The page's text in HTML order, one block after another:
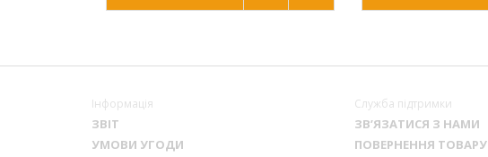
Інформація
ЗВІТ
УМОВИ УГОДИ
Служба підтримки
ЗВ’ЯЗАТИСЯ З НАМИ
ПОВЕРНЕННЯ ТОВАРУ